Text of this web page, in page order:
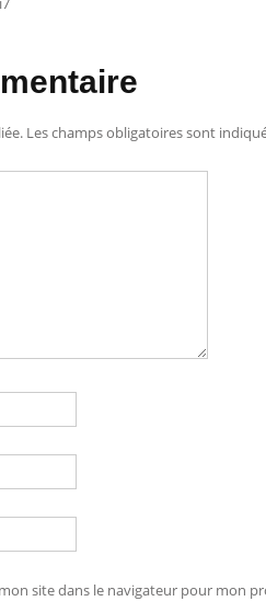
Les champs obligatoires sont
site dans le navigateur pour mon